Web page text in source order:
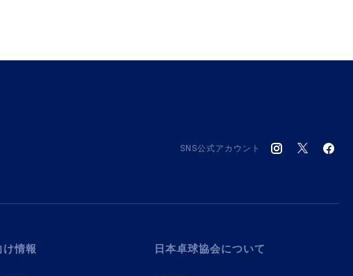
SNS公式アカウント
け情報 日本卓球協会について